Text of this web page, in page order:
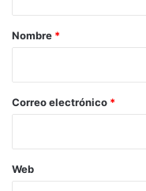
r
*
Nombre *
Correo electrónico *
Web